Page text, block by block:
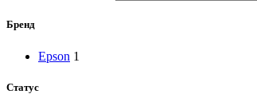
Бренд
Epson 1
Статус